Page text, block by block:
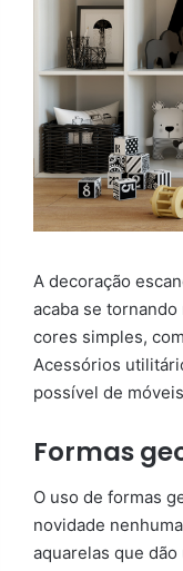
A decoração
acaba se
cores simples,
Acessórios
possível de
Formas
O uso de formas
novidade
aquarelas que